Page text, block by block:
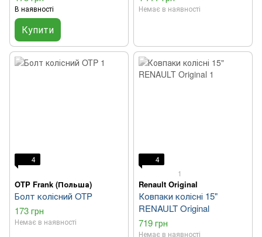
В наявності
Купити
Немає в наявності
4
OTP Frank (Польша)
Болт колісний OTP
173 грн
Немає в наявності
4
1
Renault Original
Ковпаки колісні 15"
RENAULT Original
719 грн
Немає в наявності